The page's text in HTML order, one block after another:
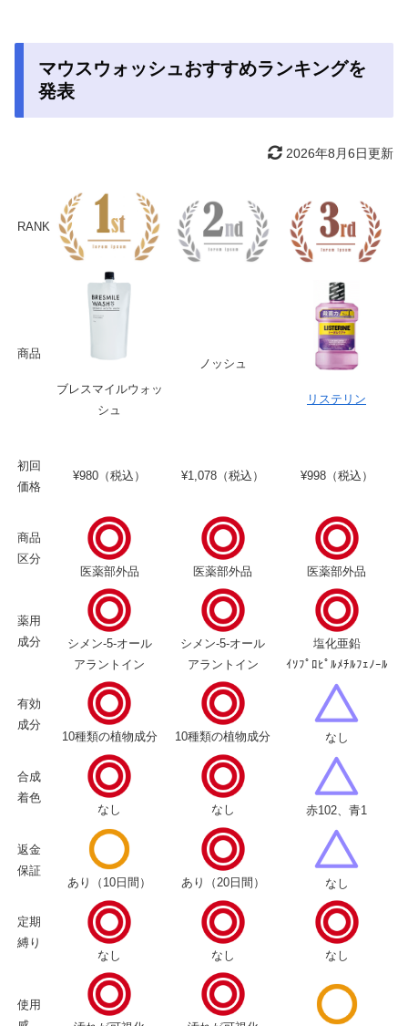
マウスウォッシュおすすめランキングを
発表
2026年8月6日更新
RANK
商品
ブレスマイルウォッ
シュ
ノッシュ
リステリン
初回
価格
¥980（税込） ¥1,078（税込） ¥998（税込）
商品
区分
医薬部外品
医薬部外品 医薬部外品
薬用
成分
シメン-5-オール
アラントイン
シメン-5-オール
アラントイン
塩化亜鉛
ｲｿﾌﾟﾛﾋﾟﾙﾒﾁﾙﾌｪﾉｰﾙ
有効
成分
10種類の植物成分
10種類の植物成分 なし
合成
着色
なし
なし 赤102、青1
返金
保証
あり（10日間）
あり（20日間） なし
定期
縛り
なし
なし なし
使用